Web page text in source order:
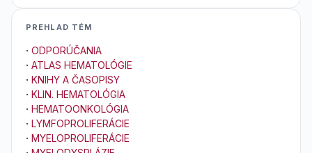
PREHLAD TÉM
· ODPORÚČANIA
· ATLAS HEMATOLÓGIE
· KNIHY A ČASOPISY
· KLIN. HEMATOLÓGIA
· HEMATOONKOLÓGIA
· LYMFOPROLIFERÁCIE
· MYELOPROLIFERÁCIE